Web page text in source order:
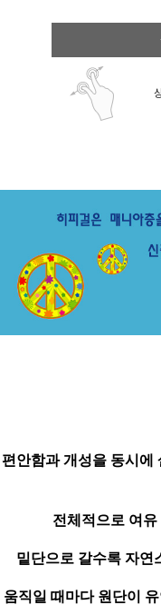
편안함과 개성을 동시에
전체적으로 여
밑단으로 갈수록 자연
움직일 때마다 원단이